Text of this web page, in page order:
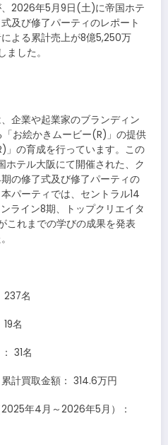
2026年5月9日(土)に帝国ホテ
及び修了パーティのレポート
よる累計売上が8億5,250万
した。
企業や起業家のブランディン
お絵かきムービー(R)」の提供
」の育成を行っています。この
テル大阪にて開催された、ク
の修了式及び修了パーティの
パーティでは、セントラル14
ライン8期、トップクリエイタ
これまでの学びの成果を発表
237名
名
31名
計買取金額： 314.6万円
年4月～2026年5月）：